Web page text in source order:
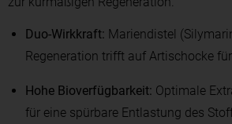
Duo-Wirkkraft: Mariendistel
Regeneration trifft auf Artischocke
Hohe Bioverfügbarkeit: Optimale
für eine spürbare Entlastung des